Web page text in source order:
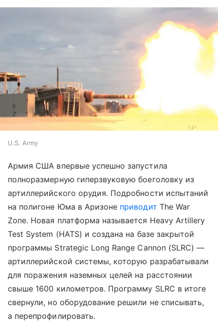
U.S. Army
Армия США впервые успешно запустила
полноразмерную гиперзвуковую боеголовку из
артиллерийского орудия. Подробности испытаний
на полигоне Юма в Аризоне приводит The War
Zone. Новая платформа называется Heavy Artillery
Test System (HATS) и создана на базе закрытой
программы Strategic Long Range Cannon (SLRC) —
артиллерийской системы, которую разрабатывали
для поражения наземных целей на расстоянии
свыше 1600 километров. Программу SLRC в итоге
свернули, но оборудование решили не списывать,
а перепрофилировать.